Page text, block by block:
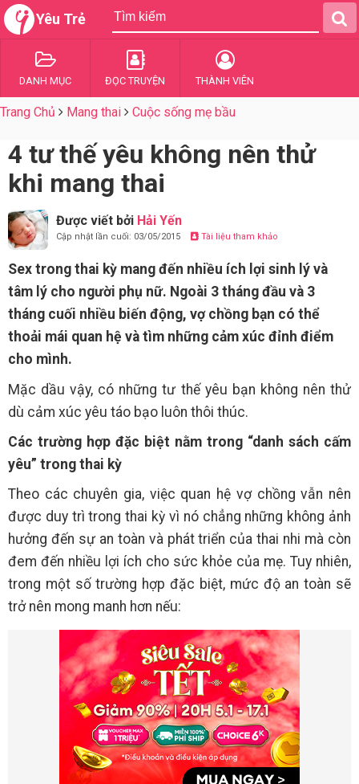
Yêu Trẻ
DANH MỤC ĐỌC TRUYỆN THÀNH VIÊN
Trang Chủ Mang thai Cuộc sống mẹ bầu
4 tư thế yêu không nên thử
khi mang thai
Được viết bởi Hải Yến
Cập nhật lần cuối: 03/05/2015 Tài liệu tham khảo
Sex trong thai kỳ mang đến nhiều ích lợi sinh lý và
tâm lý cho người phụ nữ. Ngoài 3 tháng đầu và 3
tháng cuối nhiều biến động, vợ chồng bạn có thể
thoải mái quan hệ và tìm những cảm xúc đỉnh điểm
cho mình.
Mặc dầu vậy, có những tư thế yêu bạn không nên thử
dù cảm xúc yêu táo bạo luôn thôi thúc.
Các trường hợp đặc biệt nằm trong “danh sách cấm
yêu” trong thai kỳ
Theo các chuyên gia, việc quan hệ vợ chồng vẫn nên
được duy trì trong thai kỳ vì nó chẳng những không ảnh
hưởng đến sự an toàn và phát triển của thai nhi mà còn
đem đến nhiều lợi ích cho sức khỏe của mẹ. Tuy nhiên,
trong một số trường hợp đặc biệt, mức độ an toàn sẽ
trở nên mong manh hơn nếu: